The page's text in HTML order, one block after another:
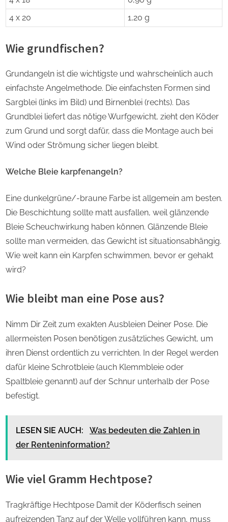
4 x 20
1,20 g
Wie grundfischen?
Grundangeln ist die wichtigste und wahrscheinlich auch
einfachste Angelmethode. Die einfachsten Formen sind
Sargblei (links im Bild) und Birnenblei (rechts). Das
Grundblei liefert das nötige Wurfgewicht, zieht den Köder
zum Grund und sorgt dafür, dass die Montage auch bei
Wind oder Strömung sicher liegen bleibt.
Welche Bleie karpfenangeln?
Eine dunkelgrüne/-braune Farbe ist allgemein am besten.
Die Beschichtung sollte matt ausfallen, weil glänzende
Bleie Scheuchwirkung haben können. Glänzende Bleie
sollte man vermeiden, das Gewicht ist situationsabhängig.
Wie weit kann ein Karpfen schwimmen, bevor er gehakt
wird?
Wie bleibt man eine Pose aus?
Nimm Dir Zeit zum exakten Ausbleien Deiner Pose. Die
allermeisten Posen benötigen zusätzliches Gewicht, um
ihren Dienst ordentlich zu verrichten. In der Regel werden
dafür kleine Schrotbleie (auch Klemmbleie oder
Spaltbleie genannt) auf der Schnur unterhalb der Pose
befestigt.
LESEN SIE AUCH:
Was bedeuten die Zahlen in
der Renteninformation?
Wie viel Gramm Hechtpose?
Tragkräftige Hechtpose Damit der Köderfisch seinen
aufreizenden Tanz auf der Welle vollführen kann, muss